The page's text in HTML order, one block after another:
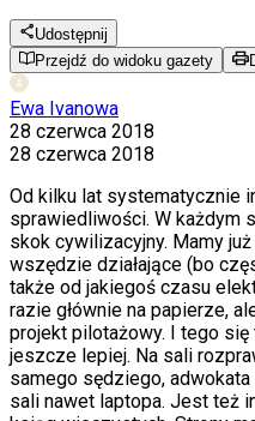
Udostępnij
Przejdź do widoku gazety
Ewa Ivanowa
28 czerwca 2018
28 czerwca 2018
Od kilku lat systematycznie
sprawiedliwości. W każdym
skok cywilizacyjny. Mamy
wszędzie działające (bo
także od jakiegoś czasu
razie głównie na papierze,
projekt pilotażowy. I tego
jeszcze lepiej. Na sali
samego sędziego,
sali nawet laptopa. Jest też